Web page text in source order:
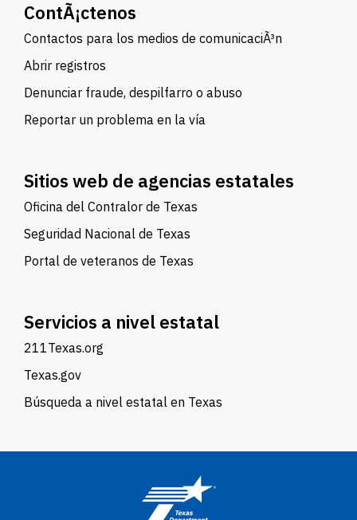
ContÃ¡ctenos
Contactos para los medios de comunicaciÃ³n
Abrir registros
Denunciar fraude, despilfarro o abuso
Reportar un problema en la vía
Sitios web de agencias estatales
Oficina del Contralor de Texas
Seguridad Nacional de Texas
Portal de veteranos de Texas
Servicios a nivel estatal
211Texas.org
Texas.gov
Búsqueda a nivel estatal en Texas